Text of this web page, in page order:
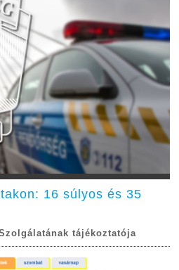
16 súlyos és 35
tájékoztatója